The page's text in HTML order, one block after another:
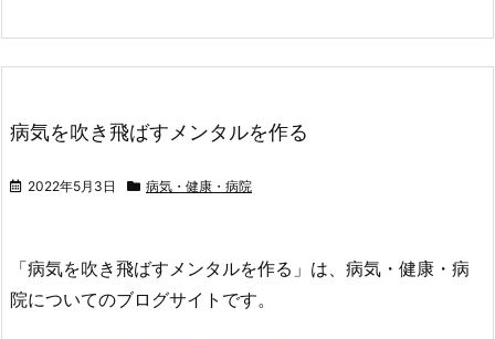
病気を吹き飛ばすメンタルを作る
2022年5月3日 病気・健康・病院
「病気を吹き飛ばすメンタルを作る」は、病気・健康・病
院についてのブログサイトです。